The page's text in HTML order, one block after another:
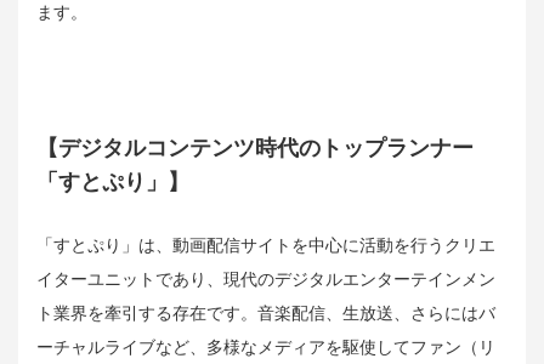
ます。
【デジタルコンテンツ時代のトップランナー
「すとぷり」】
「すとぷり」は、動画配信サイトを中心に活動を行うクリエ
イターユニットであり、現代のデジタルエンターテインメン
ト業界を牽引する存在です。音楽配信、生放送、さらにはバ
ーチャルライブなど、多様なメディアを駆使してファン（リ